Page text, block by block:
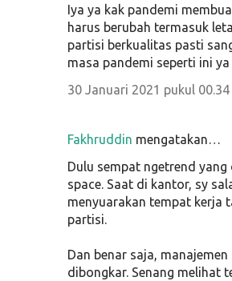
Iya ya kak pandemi
harus berubah termasuk
partisi berkualitas pasti
masa pandemi seperti ini ya
30 Januari 2021 pukul 00.34
Fakhruddin mengatakan…
Dulu sempat ngetrend yang
space. Saat di kantor, sy
menyuarakan tempat kerja
partisi.
Dan benar saja,
dibongkar. Senang melihat